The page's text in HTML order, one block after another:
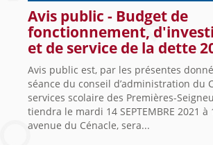
Avis public - Budget de
fonctionnement,
et de service de la dette
Avis public est, par les présentes
séance du conseil d’administration du
services scolaire des Premières-
tiendra le mardi 14 SEPTEMBRE 2021 à
avenue du Cénacle, sera...